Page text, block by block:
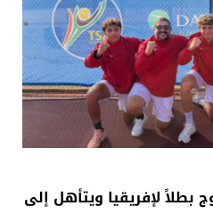
بطلاً لإفريقيا ويتأهل إلى